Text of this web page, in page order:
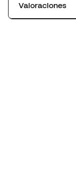
Valoraciones